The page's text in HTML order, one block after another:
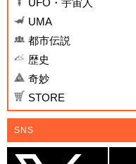
UFO・宇宙人
UMA
都市伝説
歴史
奇妙
STORE
SNS